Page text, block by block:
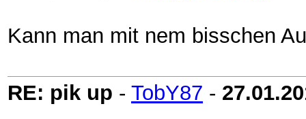
Kann man mit nem bisschen
RE: pik up - TobY87 -